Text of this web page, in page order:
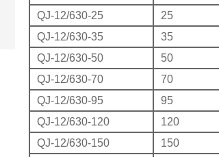
QJ-12/630-25
25
QJ-12/630-35
35
QJ-12/630-50
50
QJ-12/630-70
70
QJ-12/630-95
95
QJ-12/630-120
120
QJ-12/630-150
150